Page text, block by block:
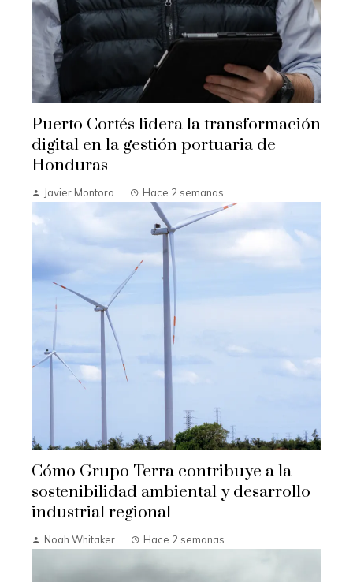
Puerto Cortés lidera la transformación
digital en la gestión portuaria de
Honduras
Javier Montoro Hace 2 semanas
Cómo Grupo Terra contribuye a la
sostenibilidad ambiental y desarrollo
industrial regional
Noah Whitaker Hace 2 semanas